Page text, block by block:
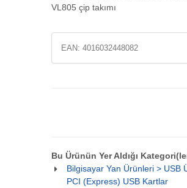
VL805 çip takımı
EAN: 4016032448082
Bu Ürünün Yer Aldığı
Bilgisayar Yan Ürünleri > USB
PCI (Express) USB Kartlar